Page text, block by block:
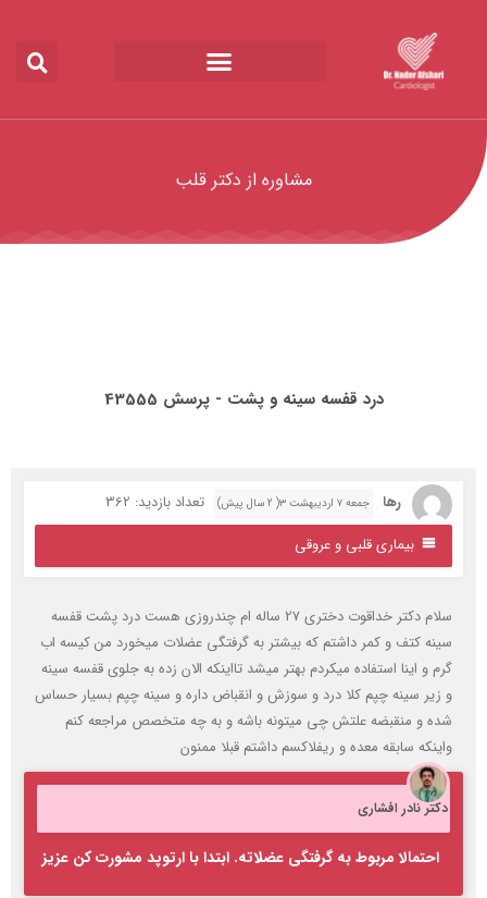
مشاوره از دکتر قلب
درد قفسه سینه و پشت - پرسش 43555
رها جمعه ۷ اردیبهشت ۳( 2 سال پیش)
تعداد بازدید: 362
بیماری قلبی و عروقی
سلام دکتر خداقوت دختری 27 ساله ام چندروزی هست درد پشت قفسه
کتف و کمر داشتم که بیشتر به گرفتگی عضلات میخورد من کیسه اب
و اینا استفاده میکردم بهتر میشد تااینکه الان زده به جلوی قفسه سینه
زیر سینه چپم کلا درد و سوزش و انقباض داره و سینه چپم بسیار حساس
و منقبضه علتش چی میتونه باشه و به چه متخصص مراجعه کنم
سابقه معده و ریفلاکسم داشتم قبلا ممنون
دکتر نادر افشاری
احتمالا مربوط به گرفتگی عضلاته. ابتدا با ارتوپد مشورت کن عزیز